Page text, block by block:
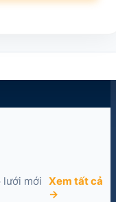
lưới mới
Xem tất cả
→